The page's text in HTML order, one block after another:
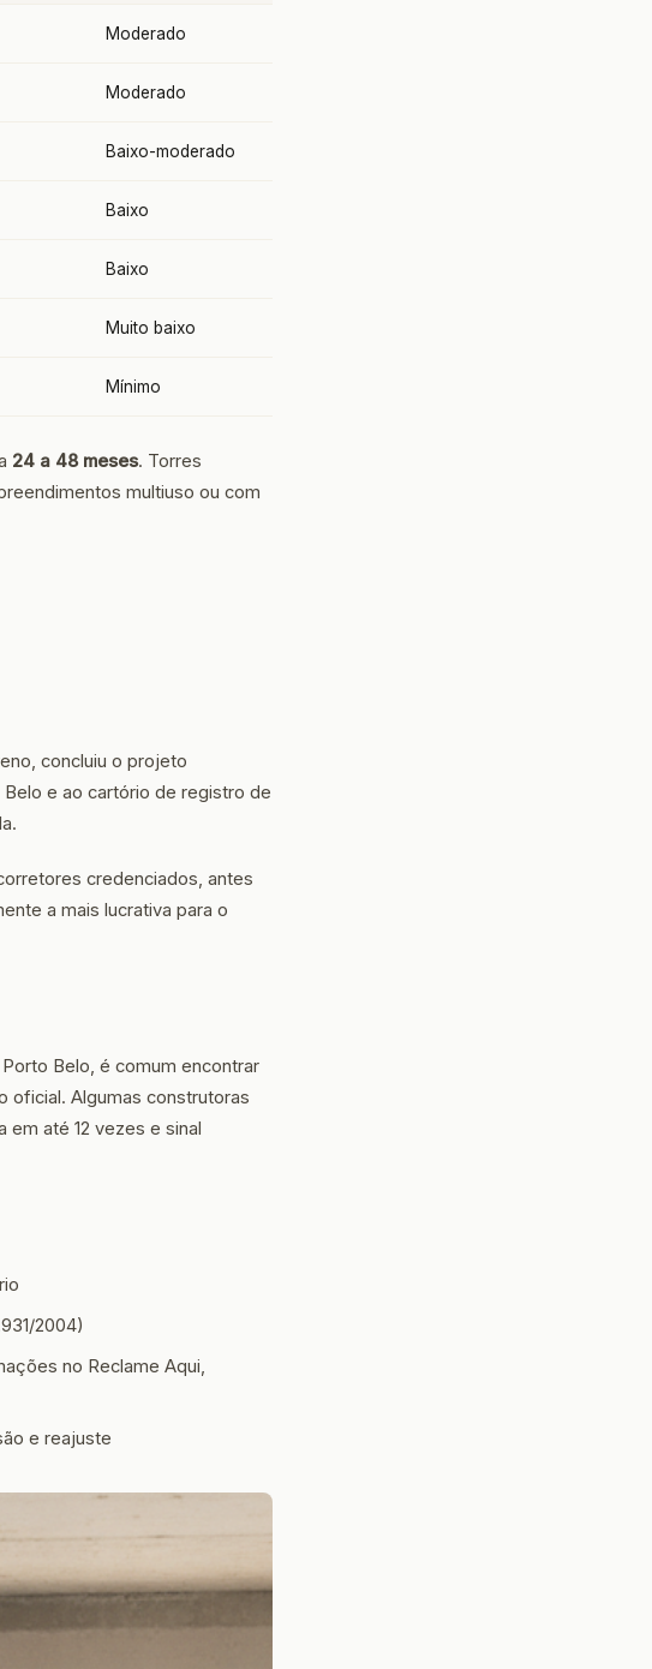
Moderado
Moderado
Baixo-moderado
Baixo
Baixo
Muito baixo
Mínimo
24 a 48 meses. Torres
multiuso ou com
concluiu o projeto
e ao cartório de registro de
credenciados, antes
a mais lucrativa para o
Belo, é comum encontrar
oficial. Algumas construtoras
até 12 vezes e sinal
2004)
no Reclame Aqui,
e reajuste